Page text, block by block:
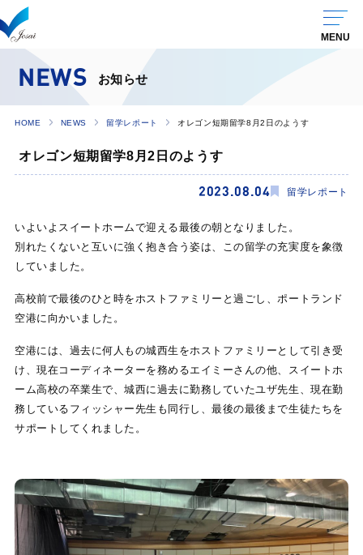
NEWS お知らせ
HOME NEWS 留学レポート オレゴン短期留学8月2日のようす
オレゴン短期留学8月2日のようす
2023.08.04 留学レポート
いよいよスイートホームで迎える最後の朝となりました。
別れたくないと互いに強く抱き合う姿は、この留学の充実度を象徴
していました。
高校前で最後のひと時をホストファミリーと過ごし、ポートランド
空港に向かいました。
空港には、過去に何人もの城西生をホストファミリーとして引き受
け、現在コーディネーターを務めるエイミーさんの他、スイートホ
ーム高校の卒業生で、城西に過去に勤務していたユザ先生、現在勤
務しているフィッシャー先生も同行し、最後の最後まで生徒たちを
サポートしてくれました。